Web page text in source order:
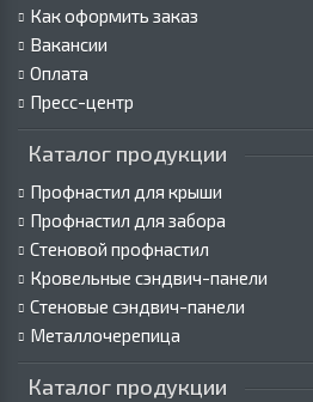
Как оформить заказ
Вакансии
Оплата
Пресс-центр
Каталог продукции
Профнастил для крыши
Профнастил для забора
Стеновой профнастил
Кровельные сэндвич-панели
Стеновые сэндвич-панели
Металлочерепица
Каталог продукции